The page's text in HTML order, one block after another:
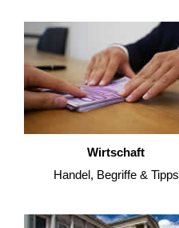
Wirtschaft
Handel, Begriffe & Tipps